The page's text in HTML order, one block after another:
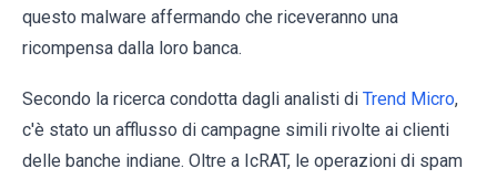
questo malware affermando che riceveranno una
ricompensa dalla loro banca.
Secondo la ricerca condotta dagli analisti di Trend Micro,
c'è stato un afflusso di campagne simili rivolte ai clienti
delle banche indiane. Oltre a IcRAT, le operazioni di spam